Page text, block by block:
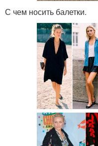
С чем носить балетки.